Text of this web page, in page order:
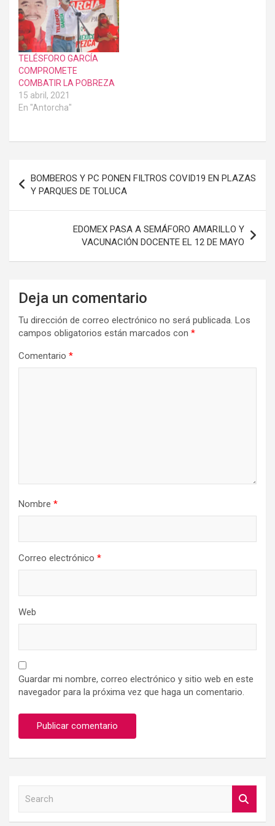
TELÉSFORO GARCÍA
COMPROMETE
COMBATIR LA POBREZA
15 abril, 2021
En "Antorcha"
de
entradas
BOMBEROS Y PC PONEN FILTROS COVID19 EN PLAZAS
Y PARQUES DE TOLUCA
EDOMEX PASA A SEMÁFORO AMARILLO Y
VACUNACIÓN DOCENTE EL 12 DE MAYO
Deja un comentario
Tu dirección de correo electrónico no será publicada. Los
campos obligatorios están marcados con *
Comentario *
Nombre *
Correo electrónico *
Web
Guardar mi nombre, correo electrónico y sitio web en este
navegador para la próxima vez que haga un comentario.